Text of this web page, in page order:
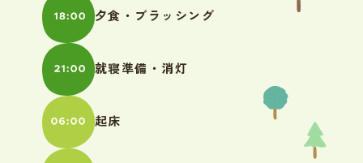
夕食・ブラッシング
就寝準備・消灯
起床